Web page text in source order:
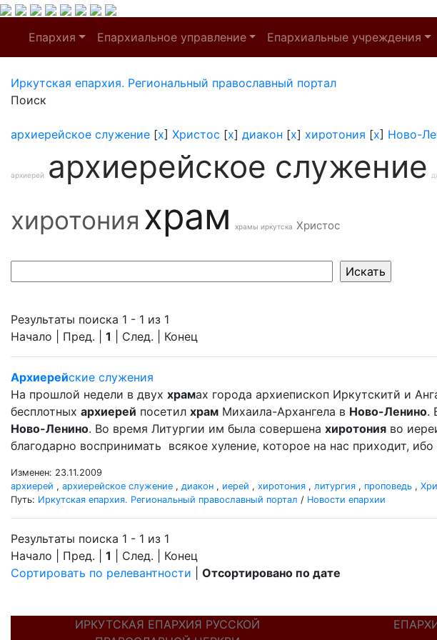
Епархия Епархиальное управление Епархиальные учреждения
Иркутская епархия. Региональный православный портал
Поиск
архиерейское служение [x] Христос [x] диакон [x] хиротония [x] Ново-
архиерей архиерейское служение
хиротония храм храмы иркутска Христос
Результаты поиска 1 - 1 из 1
Начало | Пред. | 1 | След. | Конец
Архиерейские служения
На прошлой недели в двух храмах города архиепископ Иркутскитй и
бесплотных архиерей посетил храм Михаила-Архангела в Ново-Ленино.
Ново-Ленино. Во время Литургии им была совершена хиротония во
благодарно воспринимать всякое хуление, которое на нас приходит, ибо
Изменен: 23.11.2009
архиерей , архиерейское служение , диакон , иерей , хиротония , литургия , проповедь ,
Путь: Иркутская епархия. Региональный православный портал / Новости епархии
Результаты поиска 1 - 1 из 1
Начало | Пред. | 1 | След. | Конец
Сортировать по релевантности
Отсортировано по дате
ИРКУТСКАЯ ЕПАРХИЯ РУССКОЙ